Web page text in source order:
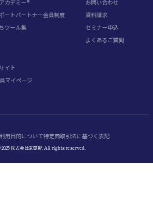
カデミー®
ートパートナー会員制度
ツール集
お問い合わせ
資料請求
セミナー申込
よくあるご質問
イト
マイページ
用目的について特定商取引法に基づく表記
株式会社武蔵野. All rights reserved.